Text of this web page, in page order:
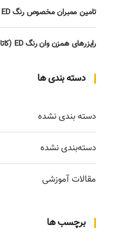
تامین ممبران مخصوص رنگ ED با فلنجهای لاستیکی
رایزرهای همزن وان رنگ ED (کاتافورز)
دسته بندی ها
دسته بندی نشده
دسته‌بندی نشده
مقالات آموزشی
برچسب ها